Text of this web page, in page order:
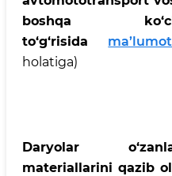
boshqa
to‘g‘risida ma’lumot
holatiga)
Daryolar
materiallarini qazib